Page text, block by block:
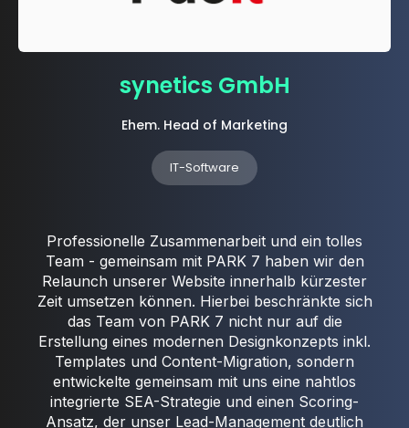
synetics GmbH
Ehem. Head of Marketing
IT-Software
Professionelle Zusammenarbeit und ein tolles
Team - gemeinsam mit PARK 7 haben wir den
Relaunch unserer Website innerhalb kürzester
Zeit umsetzen können. Hierbei beschränkte sich
das Team von PARK 7 nicht nur auf die
Erstellung eines modernen Designkonzepts inkl.
Templates und Content-Migration, sondern
entwickelte gemeinsam mit uns eine nahtlos
integrierte SEA-Strategie und einen Scoring-
Ansatz, der unser Lead-Management deutlich